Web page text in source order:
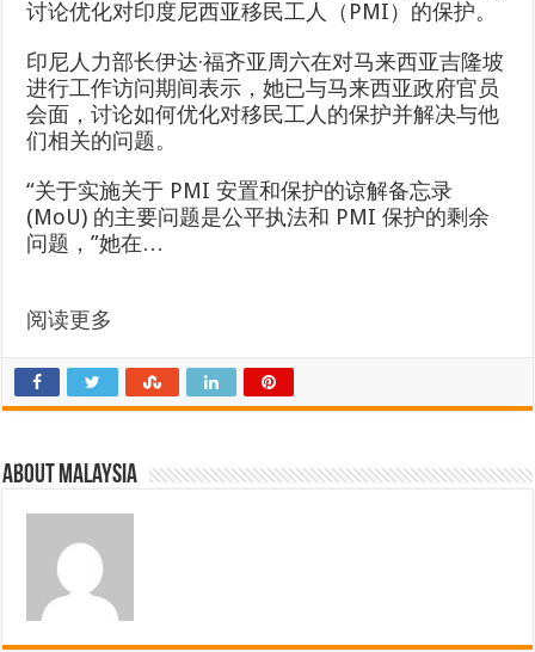
讨论优化对印度尼西亚移民工人（PMI）的保护。
印尼人力部长伊达·福齐亚周六在对马来西亚吉隆坡
进行工作访问期间表示，她已与马来西亚政府官员
会面，讨论如何优化对移民工人的保护并解决与他
们相关的问题。
“关于实施关于 PMI 安置和保护的谅解备忘录
(MoU) 的主要问题是公平执法和 PMI 保护的剩余
问题，”她在…
阅读更多
About Malaysia